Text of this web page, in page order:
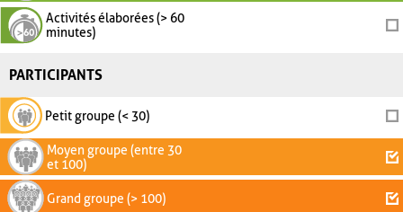
Activités élaborées (> 60
minutes)
PARTICIPANTS
Petit groupe (< 30)
Moyen groupe (entre 30
et 100)
Grand groupe (> 100)